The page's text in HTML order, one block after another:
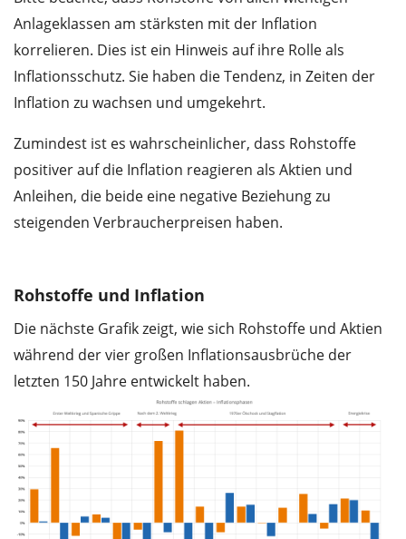
Anlageklassen am stärksten mit der Inflation
korrelieren. Dies ist ein Hinweis auf ihre Rolle als
Inflationsschutz. Sie haben die Tendenz, in Zeiten der
Inflation zu wachsen und umgekehrt.
Zumindest ist es wahrscheinlicher, dass Rohstoffe
positiver auf die Inflation reagieren als Aktien und
Anleihen, die beide eine negative Beziehung zu
steigenden Verbraucherpreisen haben.
Rohstoffe und Inflation
Die nächste Grafik zeigt, wie sich Rohstoffe und Aktien
während der vier großen Inflationsausbrüche der
letzten 150 Jahre entwickelt haben.